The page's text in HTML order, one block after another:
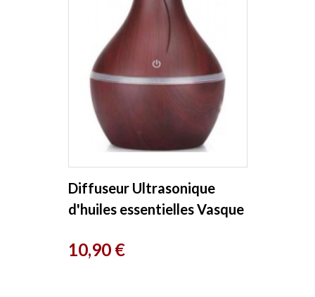
Diffuseur Ultrasonique
d'huiles essentielles Vasque
Prix
10,90 €